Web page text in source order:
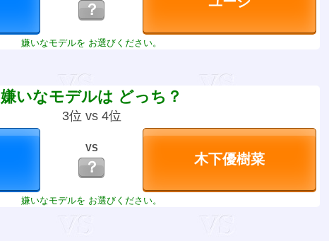
？
嫌いなモデルを お選びください。
嫌いなモデルは どっち？
3位 vs 4位
VS
？
嫌いなモデルを お選びください。